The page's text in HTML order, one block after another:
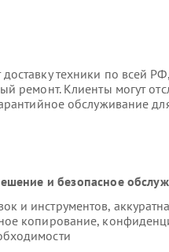
техники по всей
ремонт. Клиенты могут
обслуживание
и безопасное
и инструментов,
копирование,